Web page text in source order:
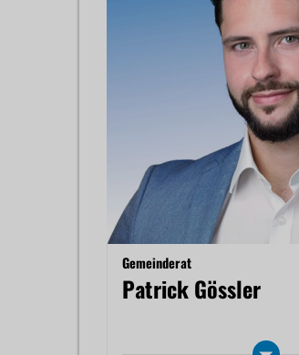
Gemeinderat
Patrick Gössler